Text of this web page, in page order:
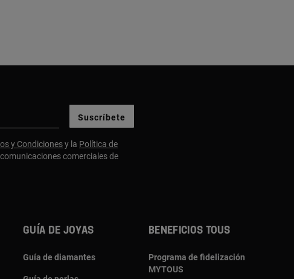
Suscríbete
y Condicionesy la Política de
comerciales de
Guía de joyas
Guía de diamantes
Beneficios TOUS
Programa de fidelización
MYTOUS